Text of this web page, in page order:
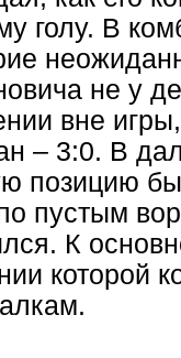
голу. В
не у
вне
– 3:0. В
позицию
пустым
К
которой